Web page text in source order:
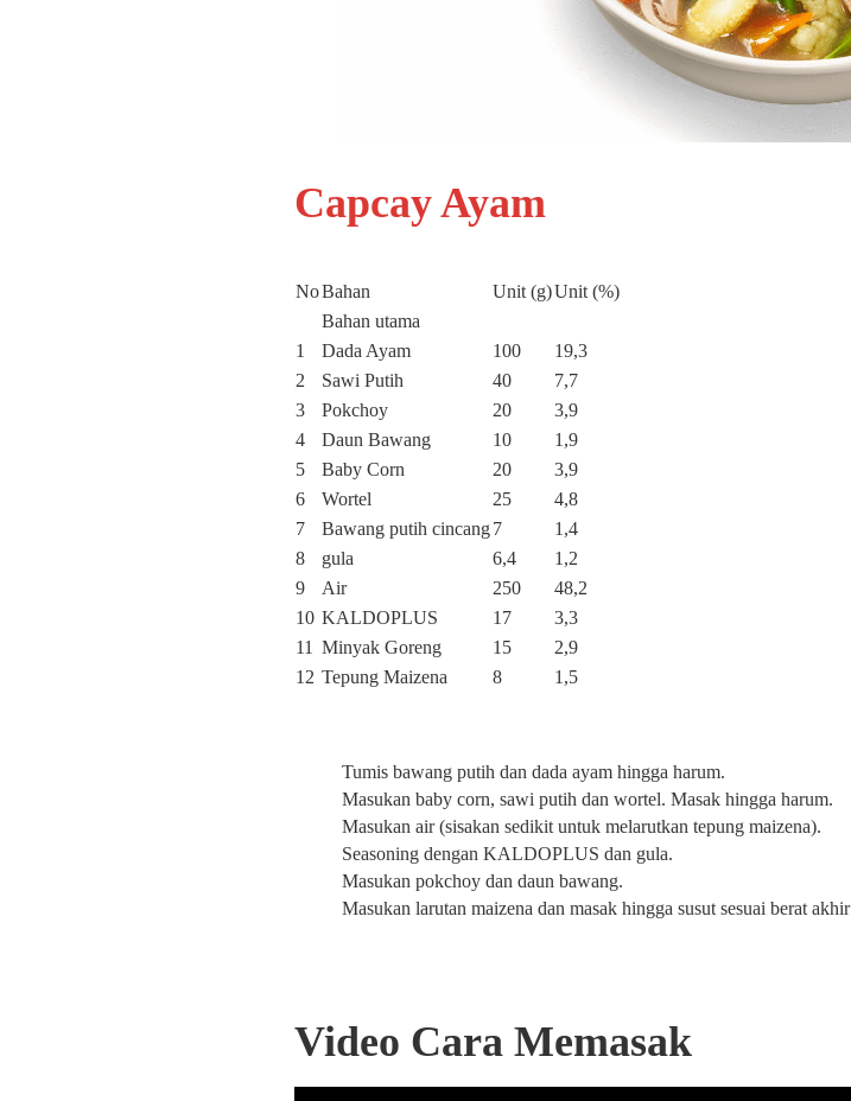
Capcay Ayam
NoBahan Unit (g)Unit (%)
Bahan utama
1
Dada Ayam 100
19,3
2
Sawi Putih 40
7,7
3
Pokchoy 20
3,9
4
Daun Bawang 10
1,9
5
Baby Corn 20
3,9
6
Wortel 25
4,8
7
Bawang putih cincang7
1,4
8
gula 6,4
1,2
9
Air 250
48,2
10 KALDOPLUS 17
3,3
11 Minyak Goreng 15
2,9
12 Tepung Maizena 8 1,5
Tumis bawang putih dan dada ayam hingga harum.
Masukan baby corn, sawi putih dan wortel. Masak hingga harum.
Masukan air (sisakan sedikit untuk melarutkan tepung maizena).
Seasoning dengan KALDOPLUS dan gula.
Masukan pokchoy dan daun bawang.
Masukan larutan maizena dan masak hingga susut sesuai berat akhir
Video Cara Memasak